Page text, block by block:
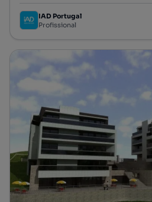
IAD Portugal
Profissional